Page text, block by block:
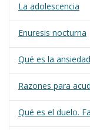
La adolescencia
Enuresis nocturna
Qué es la
Razones para
Qué es el duelo.